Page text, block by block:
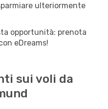
ulteriormente
opportunità: prenota
eDreams!
sui voli da